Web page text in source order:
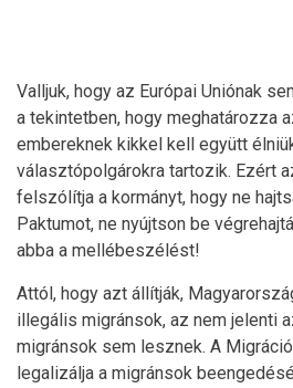
Valljuk, hogy az Európai Uniónak
a tekintetben, hogy meghatározza
embereknek kikkel kell együtt
választópolgárokra tartozik. Ezért
felszólítja a kormányt, hogy ne
Paktumot, ne nyújtson be
abba a mellébeszélést!
Attól, hogy azt állítják,
illegális migránsok, az nem jelenti
migránsok sem lesznek. A
legalizálja a migránsok